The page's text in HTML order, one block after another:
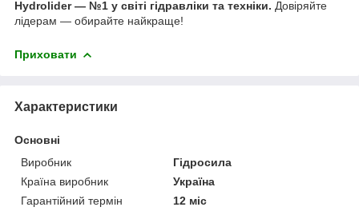
Hydrolider — №1 у світі гідравліки та техніки. Довіряйте
лідерам — обирайте найкраще!
Приховати
Характеристики
Основні
Виробник
Гідросила
Країна виробник
Україна
Гарантійний термін
12 міс